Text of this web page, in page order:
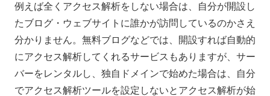
例えば全くアクセス解析をしない場合は、自分が開設し
たブログ・ウェブサイトに誰かが訪問しているのかさえ
分かりません。無料ブログなどでは、開設すれば自動的
にアクセス解析してくれるサービスもありますが、サー
バーをレンタルし、独自ドメインで始めた場合は、自分
でアクセス解析ツールを設定しないとアクセス解析が始